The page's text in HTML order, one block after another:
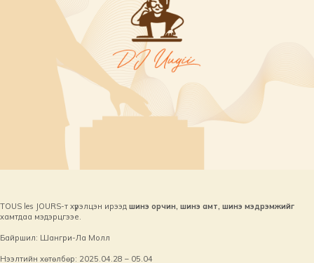
TOUS les JOURS-т хүрэлцэн ирээд шинэ орчин, шинэ амт, шинэ мэдрэмжийг
хамтдаа мэдэрцгээе.
Байршил: Шангри-Ла Молл
Нээлтийн хөтөлбөр: 2025.04.28 – 05.04